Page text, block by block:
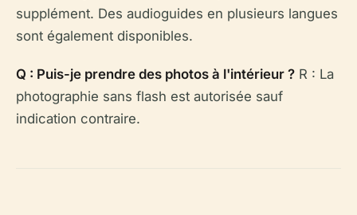
supplément. Des audioguides en plusieurs langues
sont également disponibles.
Q : Puis-je prendre des photos à l'intérieur ? R : La
photographie sans flash est autorisée sauf
indication contraire.